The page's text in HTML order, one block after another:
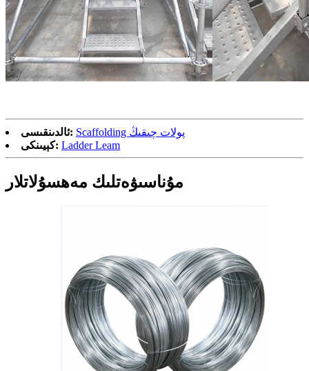
ئالدىنقىسى:
Scaffolding پولات چىقىڭ
كېيىنكى: Ladder Leam
مۇناسىۋەتلىك مەھسۇلاتلار